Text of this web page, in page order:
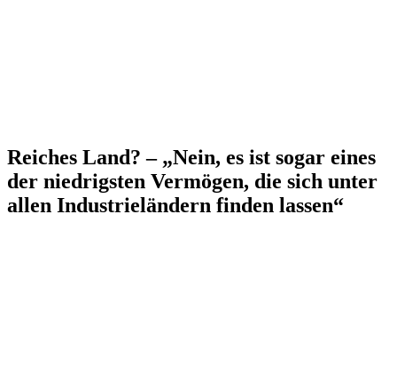
Reiches Land? – „Nein, es ist sogar eines
der niedrigsten Vermögen, die sich unter
allen Industrieländern finden lassen“